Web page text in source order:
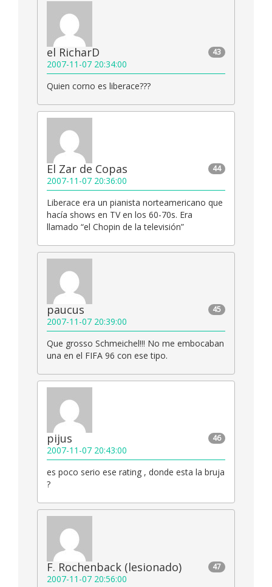
43
el RicharD
2007-11-07 20:34:00
Quien corno es liberace???
44
El Zar de Copas
2007-11-07 20:36:00
Liberace era un pianista norteamericano que
hacía shows en TV en los 60-70s. Era
llamado “el Chopin de la televisión”
45
paucus
2007-11-07 20:39:00
Que grosso Schmeichel!!! No me embocaban
una en el FIFA 96 con ese tipo.
46
pijus
2007-11-07 20:43:00
es poco serio ese rating , donde esta la bruja
?
47
F. Rochenback (lesionado)
2007-11-07 20:56:00